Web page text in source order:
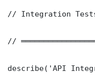
// Integration
//
describe('API